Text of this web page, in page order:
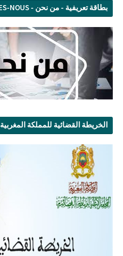
بطاقة تعريفية - من نحن - QUI SOMMES-NOUS
الخريطة القضائية للمملكة المغربية